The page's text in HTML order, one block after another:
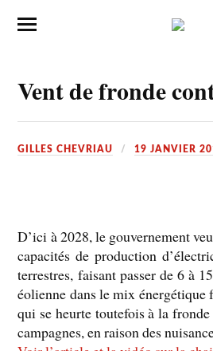
Vent de fronde
GILLES CHEVRIAU 19 JANVIER
D’ici à 2028, le gouvernement
capacités de production
terrestres, faisant passer de 6 à
éolienne dans le mix énergétique
qui se heurte toutefois à la
campagnes, en raison des